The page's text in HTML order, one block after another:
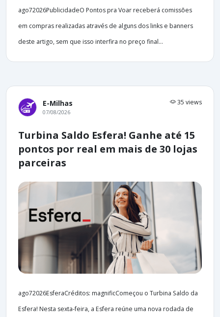
ago72026PublicidadeO Pontos pra Voar receberá comissões
em compras realizadas através de alguns dos links e banners
deste artigo, sem que isso interfira no preço final...
E-Milhas 35 views
07/08/2026
Turbina Saldo Esfera! Ganhe até 15
pontos por real em mais de 30 lojas
parceiras
ago72026EsferaCréditos: magnificComeçou o Turbina Saldo da
Esfera! Nesta sexta-feira, a Esfera reúne uma nova rodada de